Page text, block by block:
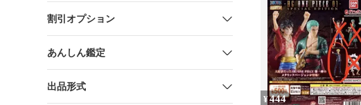
割引オプション
あんしん鑑定
出品形式
¥444